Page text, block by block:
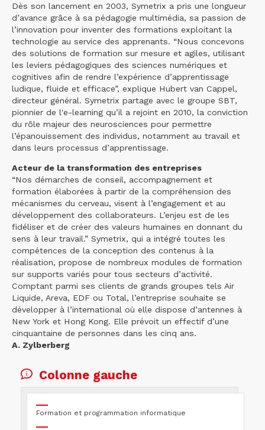
Dès son lancement en 2003, Symetrix a pris une longueur
d’avance grâce à sa pédagogie multimédia, sa passion de
l’innovation pour inventer des formations exploitant la
technologie au service des apprenants. “Nous concevons
des solutions de formation sur mesure et agiles, utilisant
les leviers pédagogiques des sciences numériques et
cognitives afin de rendre l’expérience d’apprentissage
ludique, fluide et efficace”, explique Hubert van Cappel,
directeur général. Symetrix partage avec le groupe SBT,
pionnier de l'e-learning qu’il a rejoint en 2010, la conviction
du rôle majeur des neurosciences pour permettre
l’épanouissement des individus, notamment au travail et
dans leurs processus d’apprentissage.
Acteur de la transformation des entreprises
“Nos démarches de conseil, accompagnement et
formation élaborées à partir de la compréhension des
mécanismes du cerveau, visent à l’engagement et au
développement des collaborateurs. L’enjeu est de les
fidéliser et de créer des valeurs humaines en donnant du
sens à leur travail.” Symetrix, qui a intégré toutes les
compétences de la conception des contenus à la
réalisation, propose de nombreux modules de formation
sur supports variés pour tous secteurs d’activité.
Comptant parmi ses clients de grands groupes tels Air
Liquide, Areva, EDF ou Total, l’entreprise souhaite se
développer à l’international où elle dispose d’antennes à
New York et Hong Kong. Elle prévoit un effectif d’une
cinquantaine de personnes dans les cinq ans.
A. Zylberberg
Colonne gauche
Formation et programmation informatique